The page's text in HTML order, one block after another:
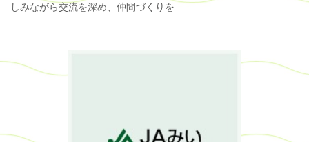
しみながら交流を深め、仲間づくりを